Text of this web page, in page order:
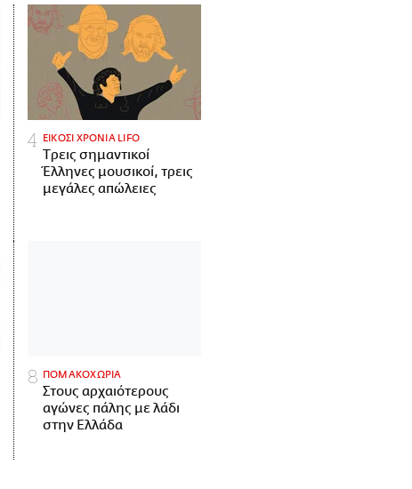
ΕΙΚΟΣΙ ΧΡΟΝΙΑ LIFO
Tρεις σημαντικοί
Έλληνες μουσικοί, τρεις
μεγάλες απώλειες
ΠΟΜΑΚΟΧΩΡΙΑ
Στους αρχαιότερους
αγώνες πάλης με λάδι
στην Ελλάδα